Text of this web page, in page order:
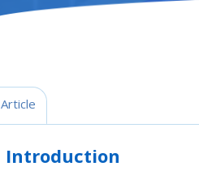
Article
Introduction